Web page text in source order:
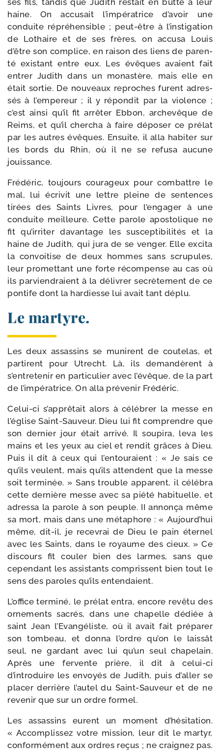
ses fils, tan­dis que Judith res­tait en butte à leur
haine. On accu­sait l’impératrice d’avoir une
conduite répré­hen­sible ; peut-​être à l’instigation
de Lothaire et de ses frères, on accu­sa Louis
d’être son com­plice, en rai­son des liens de paren­
té exis­tant entre eux. Les évêques avaient fait
entrer Judith dans un monas­tère, mais elle en
était sor­tie. De nou­veaux reproches furent adres­
sés à l’empereur ; il y répon­dit par la vio­lence ;
c’est ain­si qu’il fit arrê­ter Ebbon, arche­vêque de
Reims, et qu’il cher­cha à faire dépo­ser ce pré­lat
par les autres évêques. Ensuite, il alla habi­ter sur
les bords du Rhin, où il ne se refu­sa aucune
jouissance.
Frédéric, tou­jours cou­ra­geux pour com­battre le
mal, lui écri­vit une lettre pleine de sen­tences
tirées des Saints Livres, pour l’en­gager à une
conduite meilleure. Cette parole apos­to­lique ne
fit qu’irriter davan­tage les sus­cep­ti­bi­li­tés et la
haine de Judith, qui jura de se ven­ger. Elle exci­ta
la convoi­tise de deux hommes sans scru­pules,
leur pro­met­tant une forte récom­pense au cas où
ils par­viendraient à la déli­vrer secrè­te­ment de ce
pon­tife dont la har­diesse lui avait tant déplu.
Le martyre.
Les deux assas­sins se munirent de cou­te­las, et
par­tirent pour Utrecht. Là, ils deman­dèrent à
s’entretenir en par­ti­cu­lier avec l’évêque, de la part
de l’impératrice. On alla pré­ve­nir Frédéric.
Celui-​ci s’apprêtait alors à célé­brer la messe en
l’église Saint-​Sauveur. Dieu lui fit com­prendre que
son der­nier jour était arri­vé. Il sou­pi­ra, leva les
mains et les yeux au ciel et ren­dit grâces à Dieu.
Puis il dit à ceux qui l’entouraient : « Je sais ce
qu’ils veulent, mais qu’ils attendent que la messe
soit ter­mi­née. » Sans trouble appa­rent, il célé­bra
cette der­nière messe avec sa pié­té habi­tuelle, et
adres­sa la parole à son peuple. II annon­ça même
sa mort, mais dans une méta­phore : « Aujourd’hui
même, dit-​il, je rece­vrai de Dieu le pain éter­nel
avec les Saints, dans le royaume des cieux. » Ce
dis­cours fit cou­ler bien des larmes, sans que
cepen­dant les assis­tants com­prissent bien tout le
sens des paroles qu’ils entendaient.
L’office ter­mi­né, le pré­lat entra, encore revê­tu des
orne­ments sacrés, dans une cha­pelle dédiée à
saint Jean l’Evangéliste, où il avait fait pré­pa­rer
son tom­beau, et don­na l’ordre qu’on le lais­sât
seul, ne gar­dant avec lui qu’un seul cha­pe­lain.
Après une fer­vente prière, il dit à celui-​ci
d’introduire les envoyés de Judith, puis d’aller se
pla­cer der­rière l’autel du Saint-​Sauveur et de ne
reve­nir que sur un ordre formel.
Les assas­sins eurent un moment d’hésitation.
« Accomplissez votre mis­sion, leur dit le mar­tyr,
confor­mé­ment aux ordres reçus ; ne crai­gnez pas.